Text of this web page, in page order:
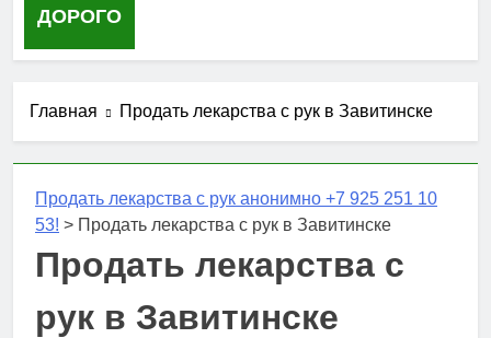
ДОРОГО
Главная Продать лекарства с рук в Завитинске
Продать лекарства с рук анонимно +7 925 251 10
53! > Продать лекарства с рук в Завитинске
Продать лекарства с
рук в Завитинске